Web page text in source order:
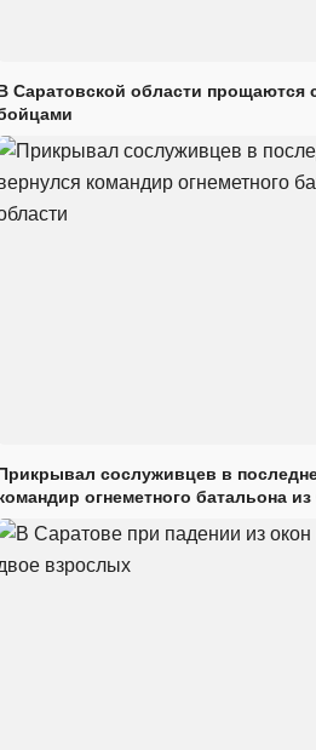
Саратовской области
сослуживцев в
огнеметного батальона